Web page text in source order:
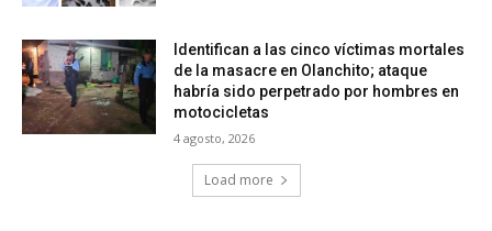
Identifican a las cinco víctimas mortales
de la masacre en Olanchito; ataque
habría sido perpetrado por hombres en
motocicletas
4 agosto, 2026
Load more